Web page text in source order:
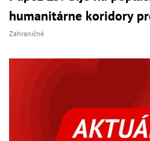
humanitárne koridory
Zahraničné